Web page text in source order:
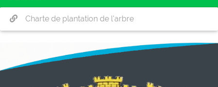
Charte de plantation de l'arbre